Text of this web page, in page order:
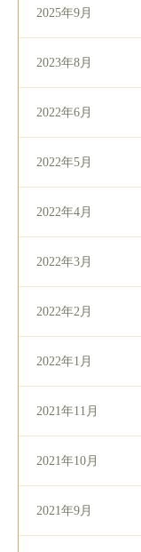
2025年9月
2023年8月
2022年6月
2022年5月
2022年4月
2022年3月
2022年2月
2022年1月
2021年11月
2021年10月
2021年9月